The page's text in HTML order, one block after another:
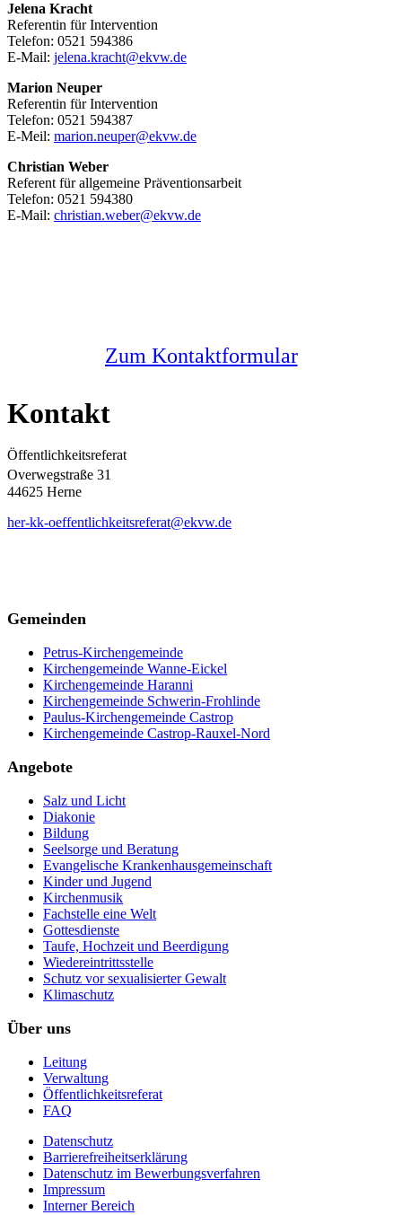
Jelena Kracht
Referentin für Intervention
­Telefon: 0521 594386
E-­Mail: jelena.kracht@ekvw.de
Marion Neuper
Referentin für Intervention
Telefon: 0521 594387
E-Meil: marion.neuper@ekvw.de
Christian Weber
Referent für allgemeine Präventionsarbeit
­Telefon: 0521 594380
­E-Mail: christian.weber@ekvw.de
Zum Kontaktformular
Kontakt
Öffentlichkeitsreferat
Overwegstraße 31
44625 Herne
her-kk-oeffentlichkeitsreferat@ekvw.de
Gemeinden
Petrus-Kirchengemeinde
Kirchengemeinde Wanne-Eickel
Kirchengemeinde Haranni
Kirchengemeinde Schwerin-Frohlinde
Paulus-Kirchengemeinde Castrop
Kirchengemeinde Castrop-Rauxel-Nord
Angebote
Salz und Licht
Diakonie
Bildung
Seelsorge und Beratung
Evangelische Krankenhausgemeinschaft
Kinder und Jugend
Kirchenmusik
Fachstelle eine Welt
Gottesdienste
Taufe, Hochzeit und Beerdigung
Wiedereintrittsstelle
Schutz vor sexualisierter Gewalt
Klimaschutz
Über uns
Leitung
Verwaltung
Öffentlichkeitsreferat
FAQ
Datenschutz
Barrierefreiheitserklärung
Datenschutz im Bewerbungsverfahren
Impressum
Interner Bereich